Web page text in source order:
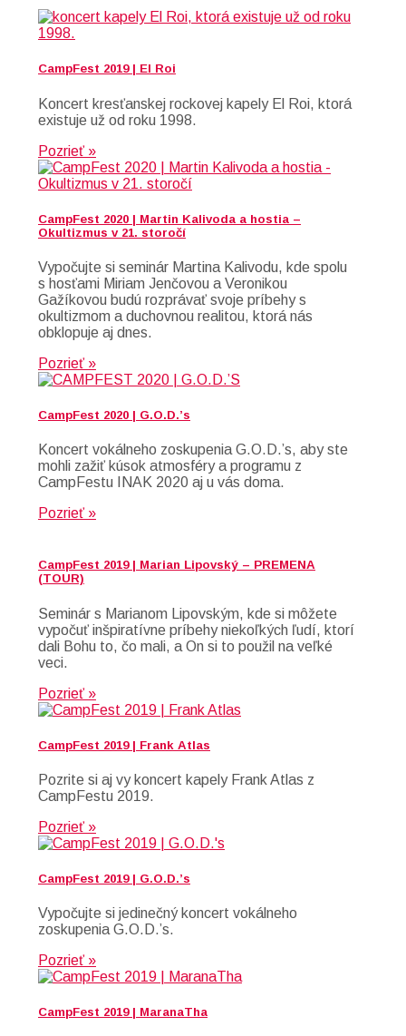
CampFest 2019 | El Roi
Koncert kresťanskej rockovej kapely El Roi, ktorá
existuje už od roku 1998.
Pozrieť »
CampFest 2020 | Martin Kalivoda a hostia –
Okultizmus v 21. storočí
Vypočujte si seminár Martina Kalivodu, kde spolu
s hosťami Miriam Jenčovou a Veronikou
Gažíkovou budú rozprávať svoje príbehy s
okultizmom a duchovnou realitou, ktorá nás
obklopuje aj dnes.
Pozrieť »
CampFest 2020 | G.O.D.’s
Koncert vokálneho zoskupenia G.O.D.’s, aby ste
mohli zažiť kúsok atmosféry a programu z
CampFestu INAK 2020 aj u vás doma.
Pozrieť »
CampFest 2019 | Marian Lipovský – PREMENA
(TOUR)
Seminár s Marianom Lipovským, kde si môžete
vypočuť inšpiratívne príbehy niekoľkých ľudí, ktorí
dali Bohu to, čo mali, a On si to použil na veľké
veci.
Pozrieť »
CampFest 2019 | Frank Atlas
Pozrite si aj vy koncert kapely Frank Atlas z
CampFestu 2019.
Pozrieť »
CampFest 2019 | G.O.D.’s
Vypočujte si jedinečný koncert vokálneho
zoskupenia G.O.D.’s.
Pozrieť »
CampFest 2019 | MaranaTha